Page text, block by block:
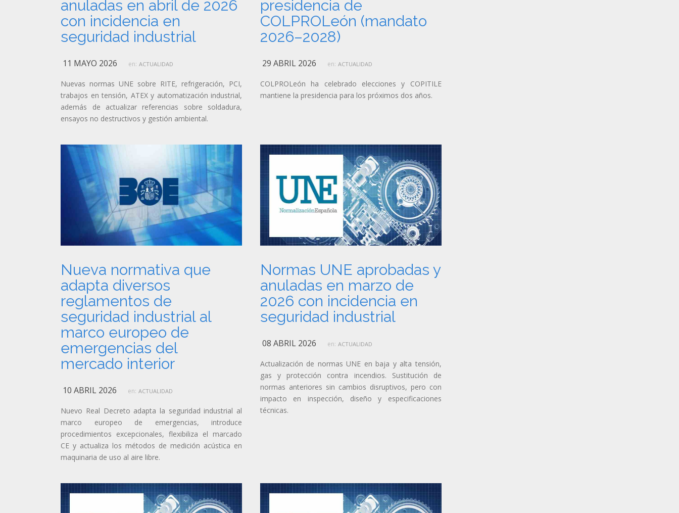
anuladas en abril de 2026
con incidencia en
seguridad industrial
11 MAYO 2026 en: ACTUALIDAD
Nuevas normas UNE sobre RITE, refrigeración, PCI,
trabajos en tensión, ATEX y automatización industrial,
además de actualizar referencias sobre soldadura,
ensayos no destructivos y gestión ambiental.
presidencia de
COLPROLeón (mandato
2026–2028)
29 ABRIL 2026 en: ACTUALIDAD
COLPROLeón ha celebrado elecciones y COPITILE
mantiene la presidencia para los próximos dos años.
Nueva normativa que
adapta diversos
reglamentos de
seguridad industrial al
marco europeo de
emergencias del
mercado interior
10 ABRIL 2026 en: ACTUALIDAD
Nuevo Real Decreto adapta la seguridad industrial al
marco europeo de emergencias, introduce
procedimientos excepcionales, flexibiliza el marcado
CE y actualiza los métodos de medición acústica en
maquinaria de uso al aire libre.
Normas UNE aprobadas y
anuladas en marzo de
2026 con incidencia en
seguridad industrial
08 ABRIL 2026 en: ACTUALIDAD
Actualización de normas UNE en baja y alta tensión,
gas y protección contra incendios. Sustitución de
normas anteriores sin cambios disruptivos, pero con
impacto en inspección, diseño y especificaciones
técnicas.